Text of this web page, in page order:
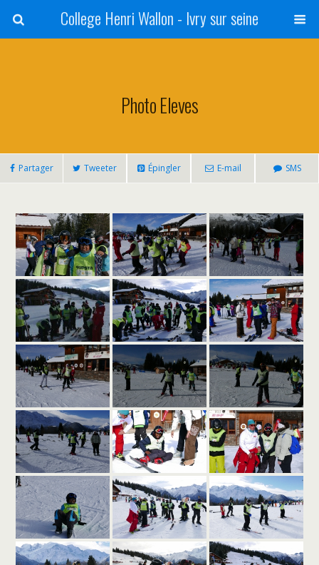
College Henri Wallon - Ivry sur seine
Photo Eleves
Partager Tweeter Épingler E-mail SMS